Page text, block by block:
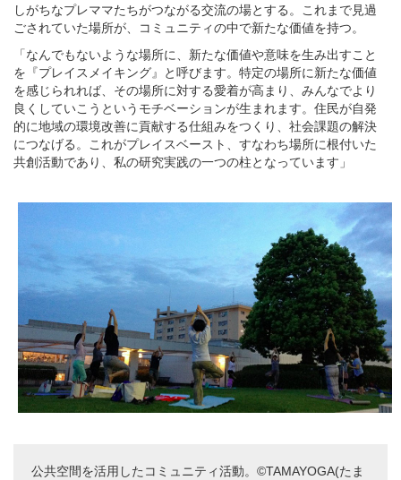
しがちなプレママたちがつながる交流の場とする。これまで見過
ごされていた場所が、コミュニティの中で新たな価値を持つ。
「なんでもないような場所に、新たな価値や意味を生み出すこと
を『プレイスメイキング』と呼びます。特定の場所に新たな価値
を感じられれば、その場所に対する愛着が高まり、みんなでより
良くしていこうというモチベーションが生まれます。住民が自発
的に地域の環境改善に貢献する仕組みをつくり、社会課題の解決
につなげる。これがプレイスベースト、すなわち場所に根付いた
共創活動であり、私の研究実践の一つの柱となっています」
公共空間を活用したコミュニティ活動。©TAMAYOGA(たま